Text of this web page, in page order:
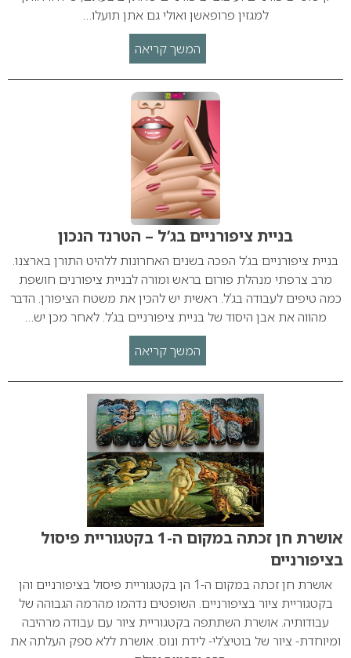
למגזין פרופאשן ואולי גם אתן תועלו…
המשך קריאה
בניית ציפורניים בג’ל – הטרנד הנכון
בניית ציפורניים בג’ל הפכה בשנים האחרונות ללהיט התורן בארצנו.
מרב צרפתי מנהלת פורום בראש ומורה לבניית ציפורנים חושפת
כמה טיפים לעבודה בג’ל. ראשית יש להכין את משטח הציפורן. הדבר
מהווה את אבן היסוד של בניית ציפורניים בג’ל. לאחר מכן יש…
המשך קריאה
אושרת חן זכתה במקום ה-1 בקטגוריית פיסול
בציפורניים
אושרת חן זכתה במקום ה-1 הן בקטגוריית פיסול בציפורניים והן
בקטגוריית ציור בציפורניים. השופטים נדהמו מהרמה הגבוהה של
עבודותיה. אושרת השתתפה בקטגוריית ציור עם עבודה מרהיבה
ומיוחדת- ציור של בוטיצ’לי- לידת ונוס. אושרת ללא ספק העלתה את